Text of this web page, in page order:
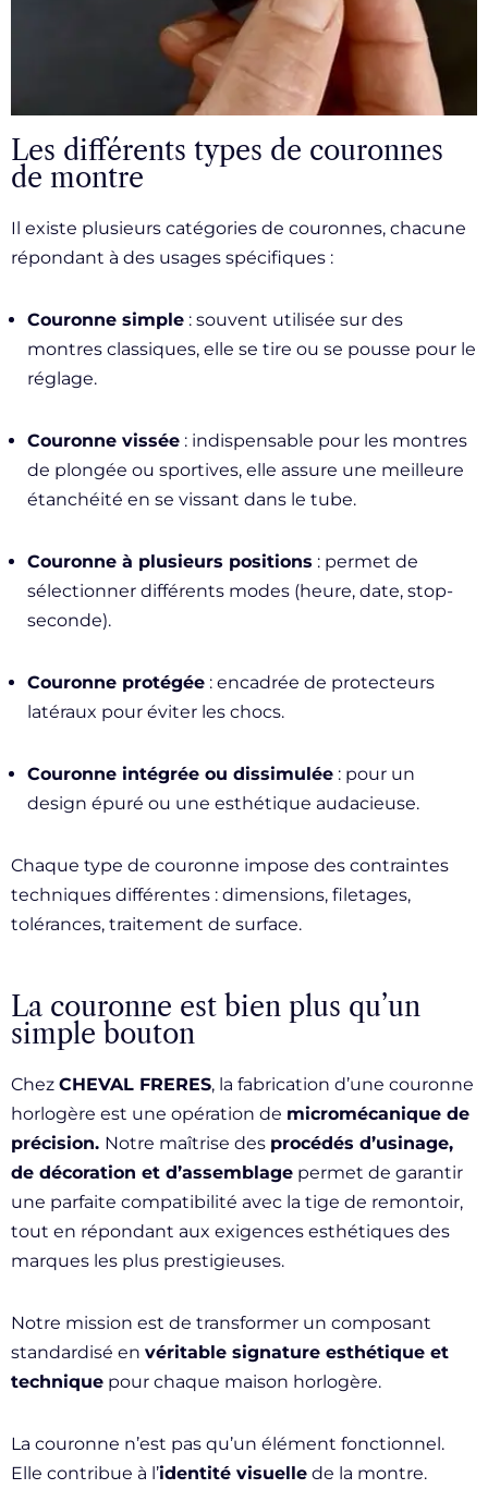
Les différents types de couronnes
de montre
Il existe plusieurs catégories de couronnes, chacune
répondant à des usages spécifiques :
Couronne simple : souvent utilisée sur des
montres classiques, elle se tire ou se pousse pour le
réglage.
Couronne vissée : indispensable pour les montres
de plongée ou sportives, elle assure une meilleure
étanchéité en se vissant dans le tube.
Couronne à plusieurs positions : permet de
sélectionner différents modes (heure, date, stop-
seconde).
Couronne protégée : encadrée de protecteurs
latéraux pour éviter les chocs.
Couronne intégrée ou dissimulée : pour un
design épuré ou une esthétique audacieuse.
Chaque type de couronne impose des contraintes
techniques différentes : dimensions, filetages,
tolérances, traitement de surface.
La couronne est bien plus qu’un
simple bouton
Chez CHEVAL FRERES, la fabrication d’une couronne
horlogère est une opération de micromécanique de
précision. Notre maîtrise des procédés d’usinage,
de décoration et d’assemblage permet de garantir
une parfaite compatibilité avec la tige de remontoir,
tout en répondant aux exigences esthétiques des
marques les plus prestigieuses.
Notre mission est de transformer un composant
standardisé en véritable signature esthétique et
technique pour chaque maison horlogère.
La couronne n’est pas qu’un élément fonctionnel.
Elle contribue à l’identité visuelle de la montre.